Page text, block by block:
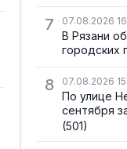
7 07.08.2026
В Рязани
городских
8 07.08.2026
По улице
сентября
(501)